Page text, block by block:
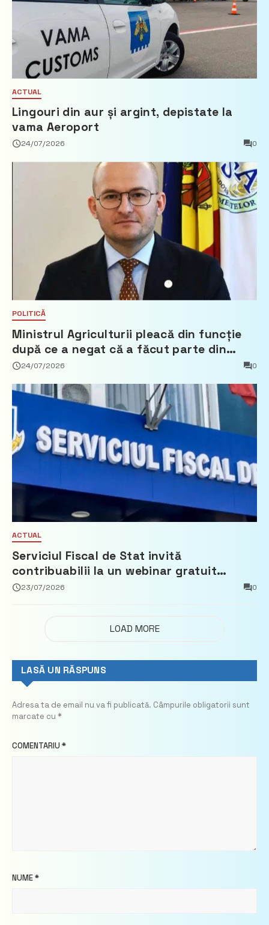
ACTUAL
Lingouri din aur și argint, depistate la
vama Aeroport
24/07/2026 0
POLITICĂ
Ministrul Agriculturii pleacă din funcție
după ce a negat că a făcut parte din
Partidul Democrat
24/07/2026 0
ACTUAL
Serviciul Fiscal de Stat invită
contribuabilii la un webinar gratuit
privind calculul impozitului pe bunurile
23/07/2026 0
LOAD MORE
LASĂ UN RĂSPUNS
Adresa ta de email nu va fi publicată. Câmpurile obligatorii sunt
marcate cu *
COMENTARIU *
NUME*